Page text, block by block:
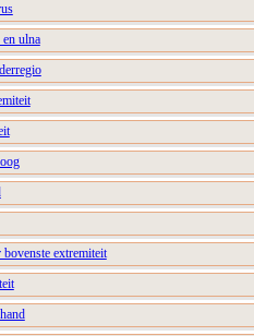
ulna
extremiteit